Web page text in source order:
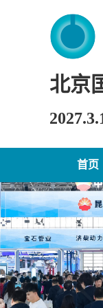
北京
首页